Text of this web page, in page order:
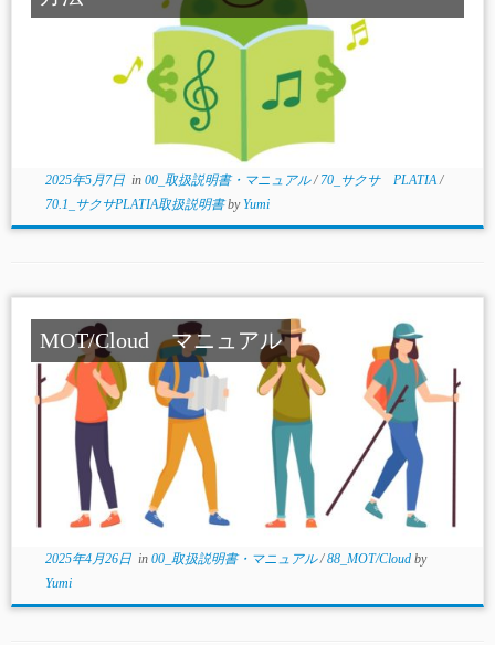
2025年5月7日in 00_取扱説明書・マニュアル/ 70_サクサ PLATIA/
70.1_サクサPLATIA取扱説明書byYumi
MOT/Cloud マニュアル
2025年4月26日in 00_取扱説明書・マニュアル/88_MOT/Cloud by
Yumi